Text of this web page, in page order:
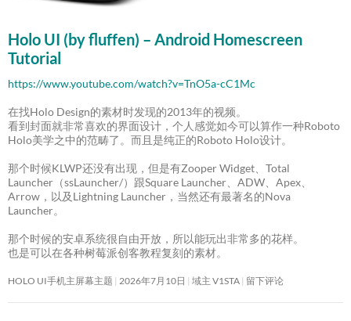
Holo UI (by fluffen) – Android Homescreen
Tutorial
https://www.youtube.com/watch?v=TnO5a-cC1Mc
在找Holo Design的素材时发现的2013年的视频。
看到封面就非常喜欢的界面设计，个人感觉如今可以算作一种Roboto
Holo美学之中的范畴了。而且是纯正的Roboto Holo设计。
那个时候KLWP还没有出现，但是有Zooper Widget、Total
Launcher（ssLauncher/）跟Square Launcher、ADW、Apex、
Arrow，以及Lightning Launcher，当然还有最著名的Nova
Launcher。
那个时候的安卓系统很自由开放，所以能玩出非常多的花样。
也是可以在各种树莓派创客教程复刻的素材。
HOLO UI手机主屏幕主题 2026年7月10日 域主 V1STA 留下评论